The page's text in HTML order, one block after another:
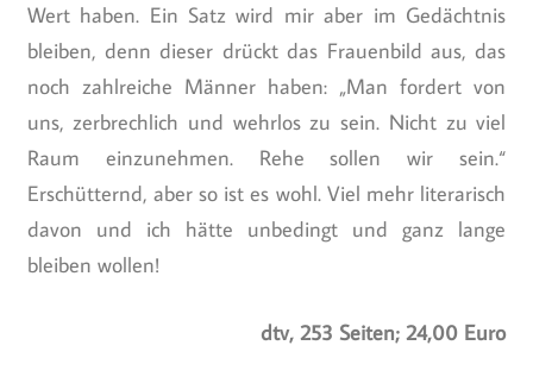
Wert haben. Ein Satz wird mir aber im Gedächtnis
bleiben, denn dieser drückt das Frauenbild aus, das
noch zahlreiche Männer haben: „Man fordert von
uns, zerbrechlich und wehrlos zu sein. Nicht zu viel
Raum einzunehmen. Rehe sollen wir sein.“
Erschütternd, aber so ist es wohl. Viel mehr literarisch
davon und ich hätte unbedingt und ganz lange
bleiben wollen!
dtv, 253 Seiten; 24,00 Euro